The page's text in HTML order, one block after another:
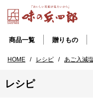
商品一覧 贈りもの
HOME / レシピ / あご入減
レシピ